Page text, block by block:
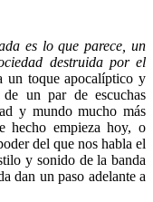
es lo que parece, un
destruida por el
un toque apocalíptico y
un par de escuchas
y mundo mucho más
hecho empieza hoy, o
del que nos habla el
y sonido de la banda
dan un paso adelante a